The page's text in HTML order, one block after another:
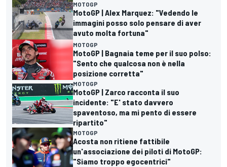
MOTOGP
MotoGP | Alex Marquez: "Vedendo le
immagini posso solo pensare di aver
avuto molta fortuna"
MOTOGP
MotoGP | Bagnaia teme per il suo polso:
"Sento che qualcosa non è nella
posizione corretta"
MOTOGP
MotoGP | Zarco racconta il suo
incidente: "E' stato davvero
spaventoso, ma mi pento di essere
ripartito"
MOTOGP
Acosta non ritiene fattibile
un'associazione dei piloti di MotoGP:
"Siamo troppo egocentrici"